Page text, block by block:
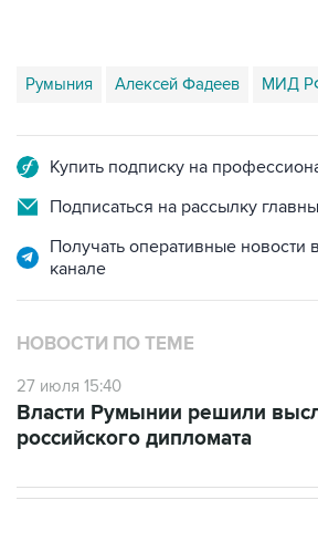
Румыния Алексей Фадеев МИД
Купить подписку на
Подписаться на рассылку
Получать оперативные новости
канале
НОВОСТИ ПО ТЕМЕ
27 июля 15:40
Власти Румынии решили
российского дипломата